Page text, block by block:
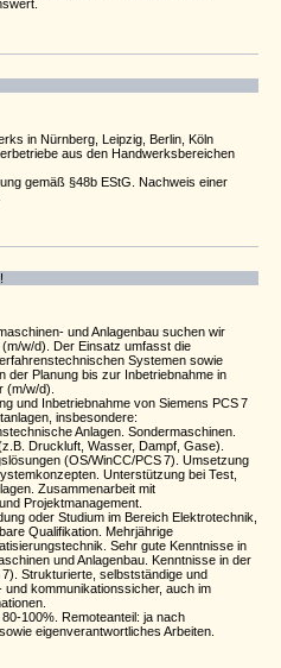
in Nürnberg, Leipzig, Berlin, Köln
aus den Handwerksbereichen
gemäß §48b EStG. Nachweis einer
und Anlagenbau suchen wir
w/d). Der Einsatz umfasst die
Systemen sowie
der Planung bis zur Inbetriebnahme in
(m/w/d).
und Inbetriebnahme von Siemens PCS 7
insbesondere:
Anlagen. Sondermaschinen.
Druckluft, Wasser, Dampf, Gase).
(OS/WinCC/PCS 7). Umsetzung
Unterstützung bei Test,
Zusammenarbeit mit
Projektmanagement.
oder Studium im Bereich Elektrotechnik,
Qualifikation. Mehrjährige
Sehr gute Kenntnisse in
und Anlagenbau. Kenntnisse in der
Strukturierte, selbstständige und
kommunikationssicher, auch im
100%. Remoteanteil: ja nach
eigenverantwortliches Arbeiten.